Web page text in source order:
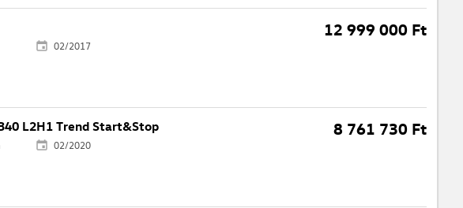
12 999 000 Ft
02/2017
L2H1 Trend Start&Stop 8 761 730 Ft
02/2020